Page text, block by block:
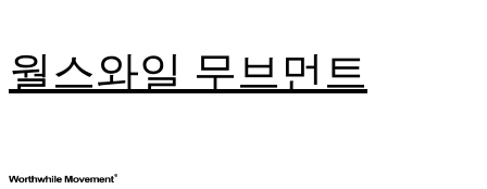
월스와일 무브먼트